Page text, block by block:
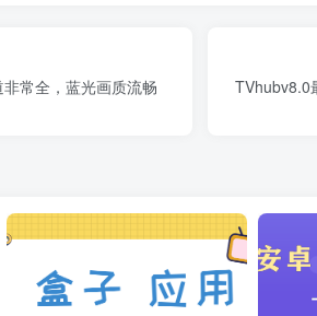
常全，蓝光画质流畅
TVhubv8.0